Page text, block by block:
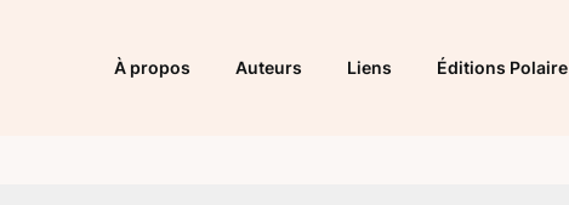
À propos Auteurs Liens Éditions Polaire